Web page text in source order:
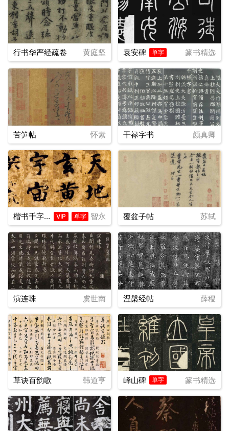
行书华严经疏卷 黄庭坚 袁安碑 单字 篆书精选
苦笋帖 怀素 干禄字书 颜真卿
楷书千字文 VIP 单字 智永 覆盆子帖 苏轼
演连珠 虞世南 涅槃经帖 薛稷
草诀百韵歌 韩道亨 峄山碑 单字 篆书精选